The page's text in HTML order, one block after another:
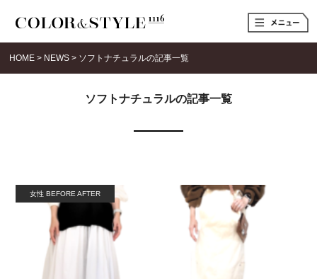
t
o
e
HOME > NEWS > ソフトナチュラルの記事一覧
ソフトナチュラルの記事一覧
女性 BEFORE AFTER